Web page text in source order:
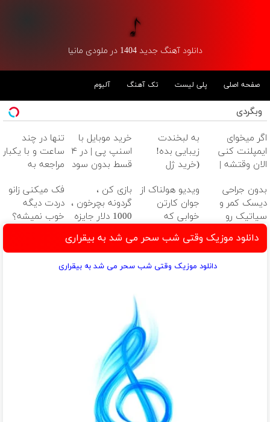
دانلود آهنگ جدید 1404 در ملودی مانیا
صفحه اصلی پلی لیست تک آهنگ آلبوم
وبگردی
اگر میخوای
ایمپلنت کنی
الان وقتشه |
میلیون تومان!!!
به لبخندت
زیبایی بده!
(خرید ژل
دندان
با40%تخفیف)
خرید موبایل با
اسنپ پی | در ۴
قسط بدون سود
تنها در چند
ساعت و با یکبار
مراجعه به
بدون جراحی
دیسک کمر و
سیاتیک رو
درمان کن
(◂پرسش‌نامه)
ویدیو هولناک از
جوان کارتن
خوابی که
آموزش رایگان
بازی کن ،
گردونه بچرخون ،
1000 دلار جایزه
فک میکنی زانو
دردت دیگه
خوب نمیشه؟
دانلود موزیک وقتی شب سحر می شد به بیقراری
دانلود موزیک وقتی شب سحر می شد به بیقراری